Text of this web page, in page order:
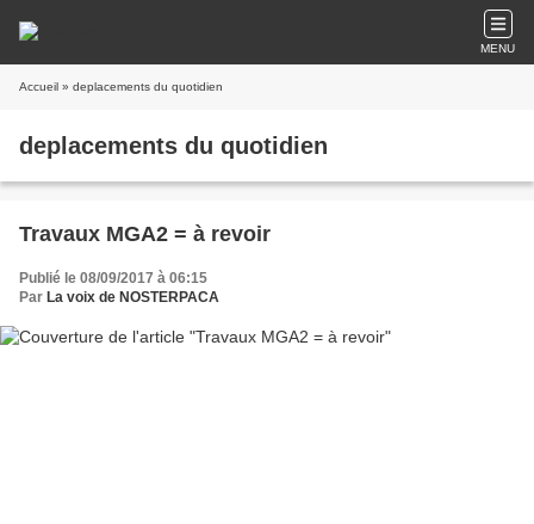
MENU
Accueil » deplacements du quotidien
deplacements du quotidien
Travaux MGA2 = à revoir
Publié le 08/09/2017 à 06:15
Par La voix de NOSTERPACA